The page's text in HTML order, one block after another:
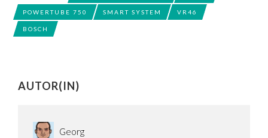
POWERTUBE 750 SMART SYSTEM VR46
BOSCH
AUTOR(IN)
Georg